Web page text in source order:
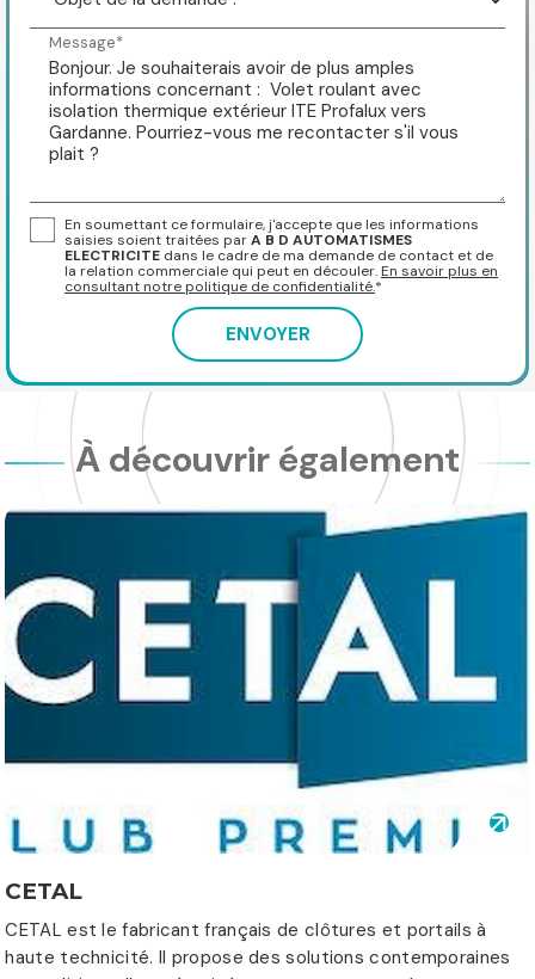
Message*
En soumettant ce formulaire, j'accepte que les informations
saisies soient traitées parA B D AUTOMATISMES
ELECTRICITE dans le cadre de ma demande de contact et de
la relation commerciale qui peut en découler. En savoir plus en
consultant notre politique de confidentialité.*
À découvrir également
CETAL
CETAL est le fabricant français de clôtures et portails à
haute technicité. Il propose des solutions contemporaines